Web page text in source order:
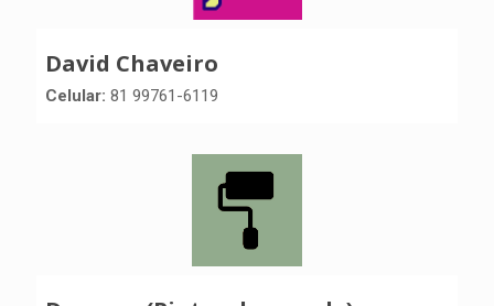
David Chaveiro
Celular: 81 99761-6119